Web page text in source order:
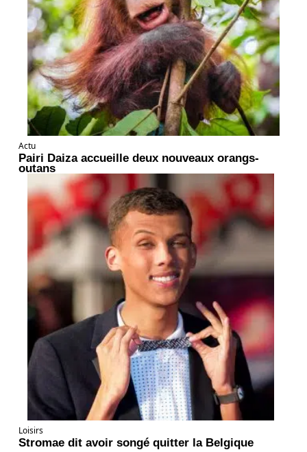
Actu
Pairi Daiza accueille deux nouveaux orangs-
outans
Loisirs
Stromae dit avoir songé quitter la Belgique